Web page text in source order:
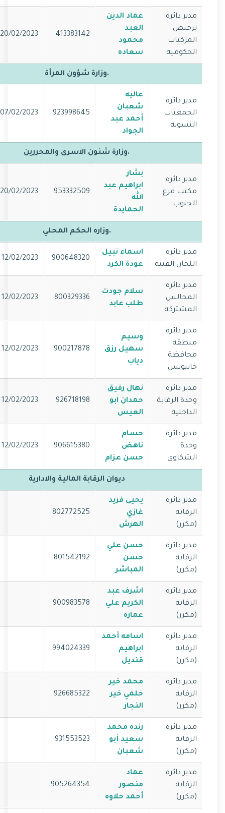
مدير دائرة
ترخيص
المركبات
الحكومية
عماد الدين
العبد
محمود
سعاده
413383142
20/02/2023
.وزارة شؤون المرأة
مدير دائرة
الجمعيات
النسوية
عاليه
شعبان
أحمد عبد
الجواد
923998645
07/02/2023
.وزارة شئون الاسرى والمحررين
مدير دائرة
مكتب فرع
الجنوب
بشار
ابراهيم عبد
الله
الحمايدة
953332509
20/02/2023
.وزاره الحكم المحلي
مدير دائرة
اللجان الفنية
اسماء نبيل
عودة الكرد
900648320
12/02/2023
مدير دائرة
المجالس
المشتركة
سلام جودت
طلب عابد
800329336
12/02/2023
مدير دائرة
منطقة
محافظة
خانيونس
وسيم
سهيل رزق
دياب
900217878
12/02/2023
مدير دائرة
وحدة الرقابة
الداخلية
نهال رفيق
حمدان ابو
العيس
926718198
12/02/2023
مدير دائرة
وحدة
الشكاوى
حسام
ناهض
حسن عزام
906615380
12/02/2023
ديوان الرقابة المالية والادارية
مدير دائرة
الرقابة
(مكرر)
يحيى فريد
غازي
الهرش
802772525
مدير دائرة
الرقابة
(مكرر)
حسن علي
حسن
المباشر
801542192
مدير دائرة
الرقابة
(مكرر)
اشرف عبد
الكريم علي
عماره
900983578
مدير دائرة
الرقابة
(مكرر)
اسامه أحمد
ابراهيم
قنديل
994024339
مدير دائرة
الرقابة
(مكرر)
محمد خير
حلمي خير
النجار
926685322
مدير دائرة
الرقابة
(مكرر)
رنده محمد
سعيد أبو
شعبان
931553523
مدير دائرة
الرقابة
(مكرر)
عماد
منصور
أحمد حلاوه
905264354